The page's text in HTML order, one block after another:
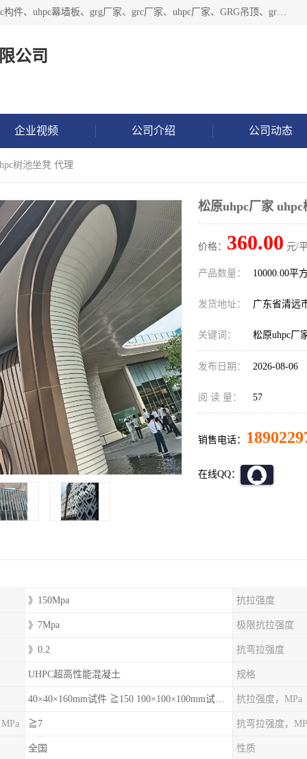
广东饰纪上品建材科技有限公司，主营grg材料、UHPC板、grc构件、uhpc幕墙板、grg厂家、grc厂家、uhpc厂家、GRG吊顶、grg石膏板、grg构件、外墙grc线条、grg造型、grg材料定制，uhpc高性能混凝土，uhpc构件，uhpc镂空挂板，grg材料生产厂家，广东grg厂家，广东grc厂家，联系方式*，2万平厂房，如果您对我公司的产品服务感兴趣，请联系我们。
公司
企业视频 公司介绍 公司动态
树池坐凳 代理
松原uhpc厂家
价格： 360.00 元/
产品数量： 10000.00平
发货地址： 广东省清远
关键词： 松原uhpc厂
发布日期： 2026-08-06
阅 读 量： 57
销售电话：
在线QQ：
》150Mpa 抗拉强度
》7Mpa 极限抗拉强度
》0.2 抗弯拉强度
UHPC超高性能混凝土 规格
40×40×160mm试件 ≧150 100×100×100mm试件≧120 抗拉强度，MPa
≧7 抗弯拉强度，
全国 性质